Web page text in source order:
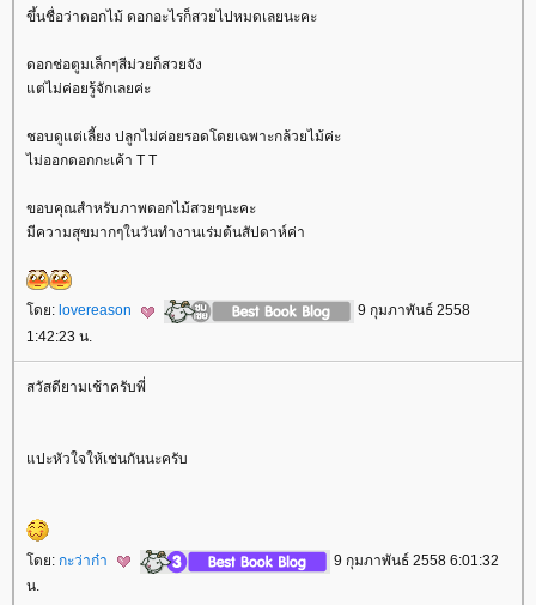
ขึ้นชื่อว่าดอกไม้ ดอกอะไรก็สวยไปหมดเลยนะคะ
ดอกช่อตูมเล็กๆสีม่วยก็สวยจัง
ต่ไม่ค่อยรู้จักเลยค่ะ
ชอบดูแต่เลี้ยง ปลูกไม่ค่อยรอดโดยเฉพาะกล้วยไม้ค่ะ
ไม่ออกดอกกะเค้า T T
ขอบคุณสำหรับภาพดอกไม้สวยๆนะคะ
มีความสุขมากๆในวันทำงานเร่มต้นสัปดาห์ค่า
ดย: lovereason
9 กุมภาพันธ์ 2558
1:42:23 น.
สวัสดียามเช้าครับพี่
ปะหัวใจให้เช่นกันนะครับ
ดย: กะว่าก๋า
9 กุมภาพันธ์ 2558 6:01:32
น.